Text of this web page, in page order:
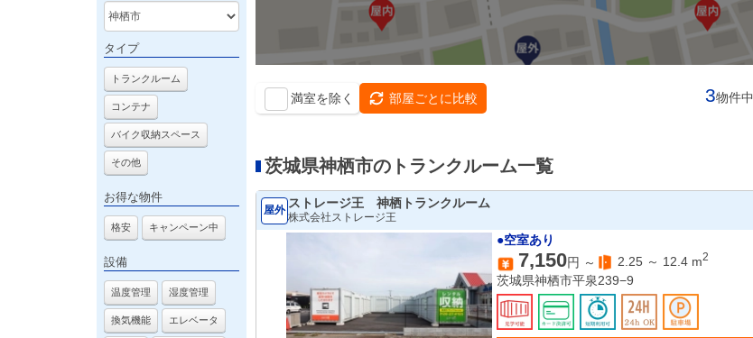
タイプ
トランクルーム
コンテナ
バイク収納スペース
その他
お得な物件
格安 キャンペーン中
設備
温度管理 湿度管理
換気機能 エレベータ
満室を除く 部屋ごとに比較 3物件中
茨城県神栖市のトランクルーム一覧
屋外 ストレージ王 神栖トランクルーム
株式会社ストレージ王
●空室あり
7,150円 ～ 2.25 ～ 12.4 m2
茨城県神栖市平泉239−9